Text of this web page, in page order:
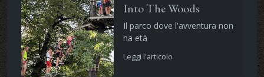
Into The Woods
Il parco dove l'avventura non
ha età
Leggi l'articolo